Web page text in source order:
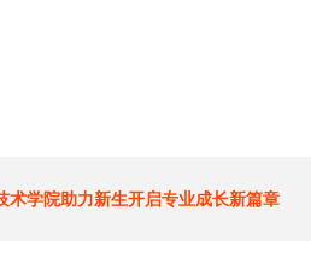
术学院助力新生开启专业成长新篇章